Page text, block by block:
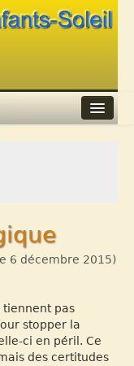
6 décembre 2015)
tiennent pas
stopper la
ci en péril. Ce
des certitudes